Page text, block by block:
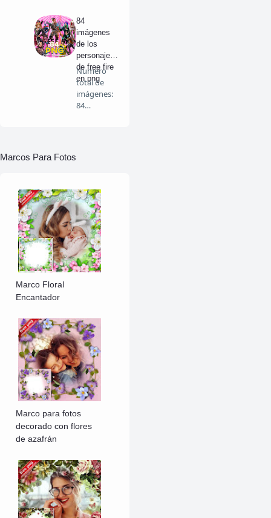
84
imágenes
de los
personajes
de free fire
en png
Numero
total de
imágenes:
84
Marcos Para Fotos
Marco Floral
Encantador
Marco para fotos
decorado con flores
de azafrán